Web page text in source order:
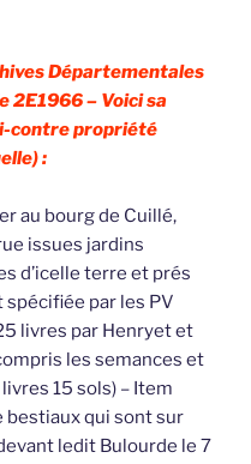
Départementales
2E1966 – Voici sa
contre propriété
:
au bourg de Cuillé,
issues jardins
d’icelle terre et prés
spécifiée par les PV
livres par Henryet et
les semances et
15 sols) – Item
bestiaux qui sont sur
ledit Bulourde le 7